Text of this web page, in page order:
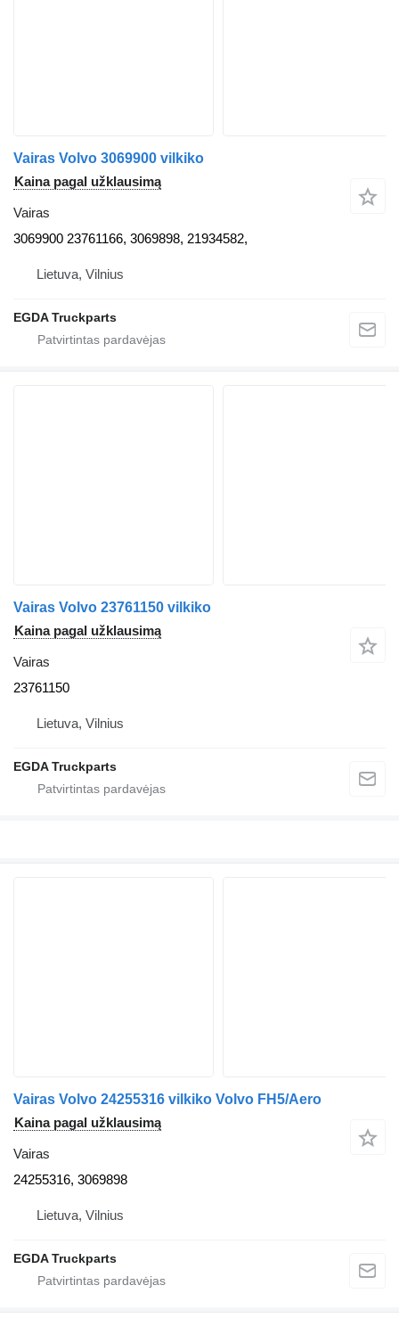
Vairas Volvo 3069900 vilkiko
Kaina pagal užklausimą
Vairas
3069900 23761166, 3069898, 21934582,
Lietuva, Vilnius
EGDA Truckparts
Vairas Volvo 23761150 vilkiko
Kaina pagal užklausimą
Vairas
23761150
Lietuva, Vilnius
EGDA Truckparts
Vairas Volvo 24255316 vilkiko Volvo FH5/Aero
Kaina pagal užklausimą
Vairas
24255316, 3069898
Lietuva, Vilnius
EGDA Truckparts